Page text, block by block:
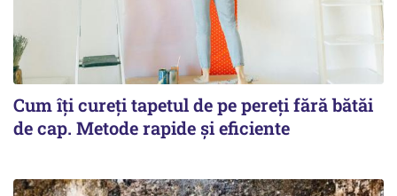
Cum îți cureți tapetul de pe pereți fără bătăi
de cap. Metode rapide și eficiente